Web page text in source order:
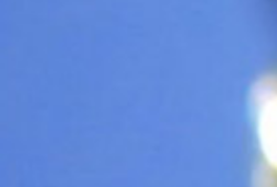
來了，並且做好防颱準備。因
舉來襲的警訊喔！☆節氣小農
夫這個時節是二期水稻插秧的